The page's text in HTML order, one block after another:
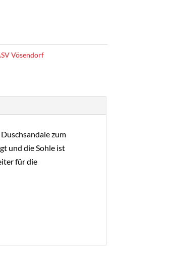
Vösendorf
zum
und die Sohle ist
für die